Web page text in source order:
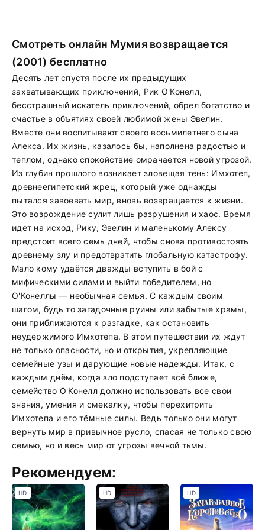
Смотреть онлайн Мумия возвращается
(2001) бесплатно
Десять лет спустя после их предыдущих
захватывающих приключений, Рик О'Конелл,
бесстрашный искатель приключений, обрел богатство и
счастье в объятиях своей любимой жены Эвелин.
Вместе они воспитывают своего восьмилетнего сына
Алекса. Их жизнь, казалось бы, наполнена радостью и
теплом, однако спокойствие омрачается новой угрозой.
Из глубин прошлого возникает зловещая тень: Имхотеп,
древнеегипетский жрец, который уже однажды
пытался завоевать мир, вновь возвращается к жизни.
Это возрождение сулит лишь разрушения и хаос. Время
идет на исход, Рику, Эвелин и маленькому Алексу
предстоит всего семь дней, чтобы снова противостоять
древнему злу и предотвратить глобальную катастрофу.
Мало кому удаётся дважды вступить в бой с
мифическими силами и выйти победителем, но
О'Конеллы — необычная семья. С каждым своим
шагом, будь то загадочные руины или забытые храмы,
они приближаются к разгадке, как остановить
неудержимого Имхотепа. В этом путешествии их ждут
не только опасности, но и открытия, укрепляющие
семейные узы и дарующие новые надежды. Итак, с
каждым днём, когда зло подступает всё ближе,
семейство О'Конелл должно использовать все свои
знания, умения и смекалку, чтобы перехитрить
Имхотепа и его тёмные силы. Ведь только они могут
вернуть мир в привычное русло, спасая не только свою
семью, но и весь мир от угрозы вечной тьмы.
Рекомендуем:
HD HD HD